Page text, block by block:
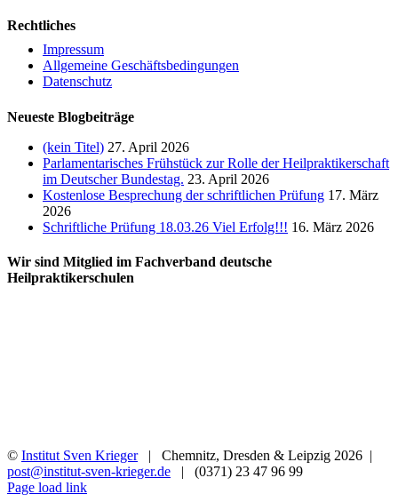
Rechtliches
Impressum
Allgemeine Geschäftsbedingungen
Datenschutz
Neueste Blogbeiträge
(kein Titel) 27. April 2026
Parlamentarisches Frühstück zur Rolle der Heilpraktikerschaft
im Deutscher Bundestag. 23. April 2026
Kostenlose Besprechung der schriftlichen Prüfung 17. März
2026
Schriftliche Prüfung 18.03.26 Viel Erfolg!!! 16. März 2026
Wir sind Mitglied im Fachverband deutsche
Heilpraktikerschulen
© Institut Sven Krieger| Chemnitz, Dresden & Leipzig 2026 |
post@institut-sven-krieger.de | (0371) 23 47 96 99
Facebook
YouTube
Instagram
Rss
Page load link